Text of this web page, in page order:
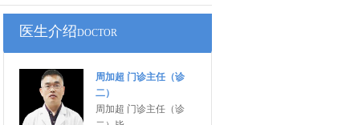
医生介绍DOCTOR
周加超 门诊主任（诊
二）
周加超 门诊主任（诊